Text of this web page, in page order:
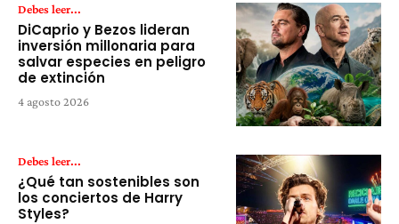
Debes leer...
DiCaprio y Bezos lideran
inversión millonaria para
salvar especies en peligro
de extinción
4 agosto 2026
Debes leer...
¿Qué tan sostenibles son
los conciertos de Harry
Styles?